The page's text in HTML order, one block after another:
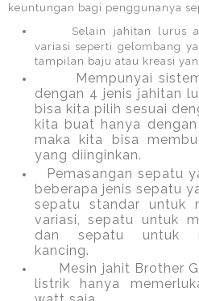
keuntungan bagi penggunanya
Selain jahitan lurus
variasi seperti gelombang
tampilan baju atau kreasi
Mempunyai
dengan 4 jenis jahitan
bisa kita pilih sesuai
kita buat hanya
maka kita bisa
yang diinginkan.
Pemasangan sepatu
beberapa jenis sepatu
sepatu standar untuk
variasi, sepatu untuk
dan sepatu untuk
kancing.
Mesin jahit Brother
listrik hanya